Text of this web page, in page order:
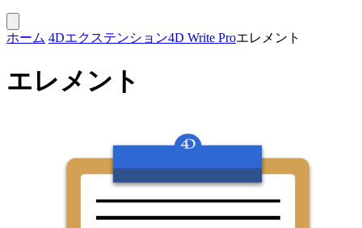
ホーム 4Dエクステンション4D Write Proエレメント
エレメント